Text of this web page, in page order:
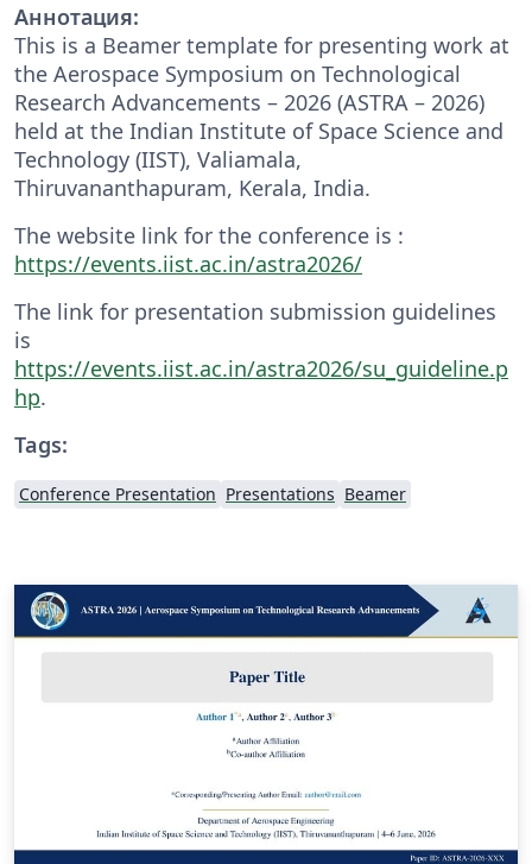
Аннотация:
This is a Beamer template for presenting work at
the Aerospace Symposium on Technological
Research Advancements – 2026 (ASTRA – 2026)
held at the Indian Institute of Space Science and
Technology (IIST), Valiamala,
Thiruvananthapuram, Kerala, India.
The website link for the conference is :
https://events.iist.ac.in/astra2026/
The link for presentation submission guidelines
is
https://events.iist.ac.in/astra2026/su_guideline.p
hp.
Tags:
Conference Presentation Presentations Beamer